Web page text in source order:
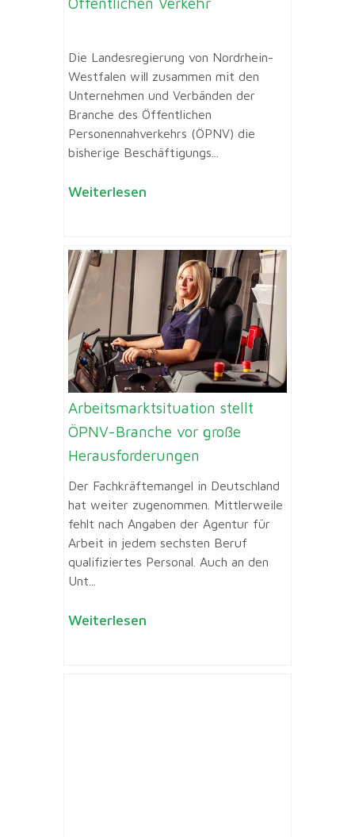
Die Landesregierung von Nordrhein-
Westfalen will zusammen mit den
Unternehmen und Verbänden der
Branche des Öffentlichen
Personennahverkehrs (ÖPNV) die
bisherige Beschäftigungs...
Weiterlesen
Arbeitsmarktsituation stellt
ÖPNV-Branche vor große
Herausforderungen
Der Fachkräftemangel in Deutschland
hat weiter zugenommen. Mittlerweile
fehlt nach Angaben der Agentur für
Arbeit in jedem sechsten Beruf
qualifiziertes Personal. Auch an den
Unt...
Weiterlesen